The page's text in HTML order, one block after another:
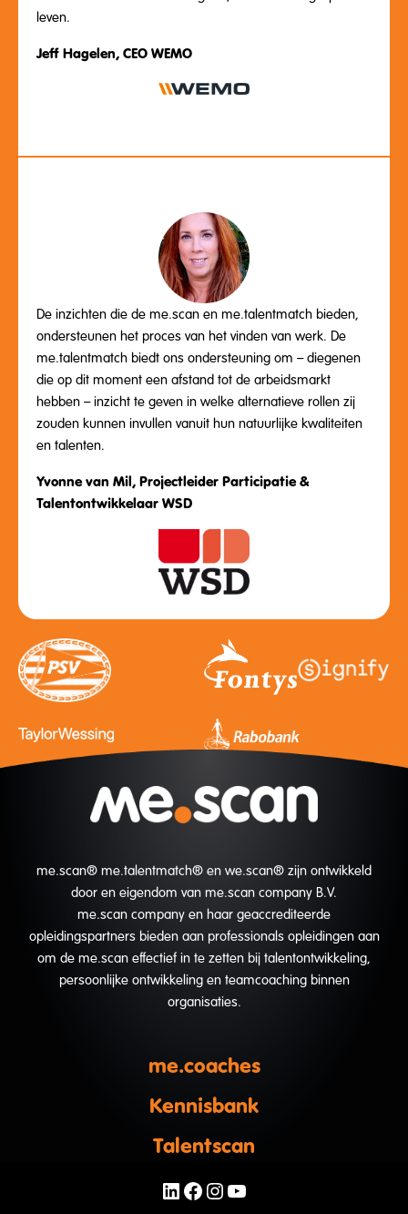
leven.
Jeff Hagelen, CEO WEMO
De inzichten die de me.scan en me.talentmatch bieden,
ondersteunen het proces van het vinden van werk. De
me.talentmatch biedt ons ondersteuning om – diegenen
die op dit moment een afstand tot de arbeidsmarkt
hebben – inzicht te geven in welke alternatieve rollen zij
zouden kunnen invullen vanuit hun natuurlijke kwaliteiten
en talenten.
Yvonne van Mil, Projectleider Participatie &
Talentontwikkelaar WSD
me.scan® me.talentmatch® en we.scan® zijn ontwikkeld
door en eigendom van me.scan company B.V.
me.scan company en haar geaccrediteerde
opleidingspartners bieden aan professionals opleidingen aan
om de me.scan effectief in te zetten bij talentontwikkeling,
persoonlijke ontwikkeling en teamcoaching binnen
organisaties.
me.coaches
Kennisbank
Talentscan
LinkedIn Facebook Instagram YouTube